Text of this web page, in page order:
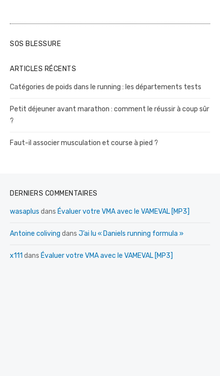
SOS BLESSURE
ARTICLES RÉCENTS
Catégories de poids dans le running : les départements tests
Petit déjeuner avant marathon : comment le réussir à coup sûr
?
Faut-il associer musculation et course à pied ?
DERNIERS COMMENTAIRES
wasaplus dans Évaluer votre VMA avec le VAMEVAL [MP3]
Antoine coliving dans J’ai lu « Daniels running formula »
x111 dans Évaluer votre VMA avec le VAMEVAL [MP3]